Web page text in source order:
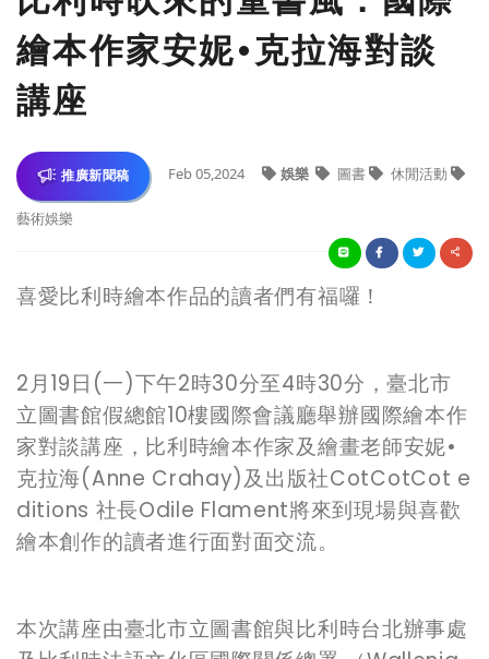
繪本作家安妮•克拉海對談
講座
推廣新聞稿 Feb 05,2024 娛樂 圖書 休閒活動
藝術娛樂
喜愛比利時繪本作品的讀者們有福囉！
2月19日(一)下午2時30分至4時30分，臺北市
立圖書館假總館10樓國際會議廳舉辦國際繪本作
家對談講座，比利時繪本作家及繪畫老師安妮•
克拉海(Anne Crahay)及出版社CotCotCot e
ditions 社長Odile Flament將來到現場與喜歡
繪本創作的讀者進行面對面交流。
本次講座由臺北市立圖書館與比利時台北辦事處